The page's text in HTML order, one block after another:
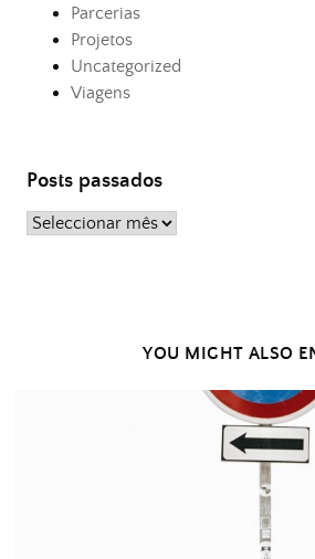
Parcerias
Projetos
Uncategorized
Viagens
Posts passados
Posts
YOU MIGHT ALSO